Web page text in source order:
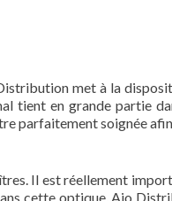
met à la
tient en grande partie
parfaitement soignée
Il est réellement
cette optique, Aio